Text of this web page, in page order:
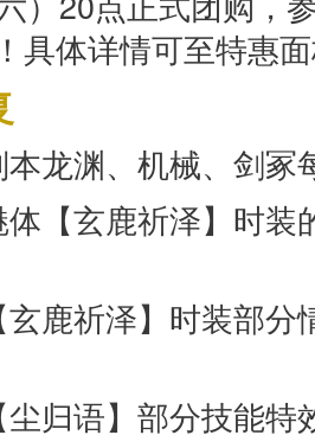
具体详情可至特惠
本龙渊、机械、剑
体【玄鹿祈泽】时
玄鹿祈泽】时装部
尘归语】部分技能